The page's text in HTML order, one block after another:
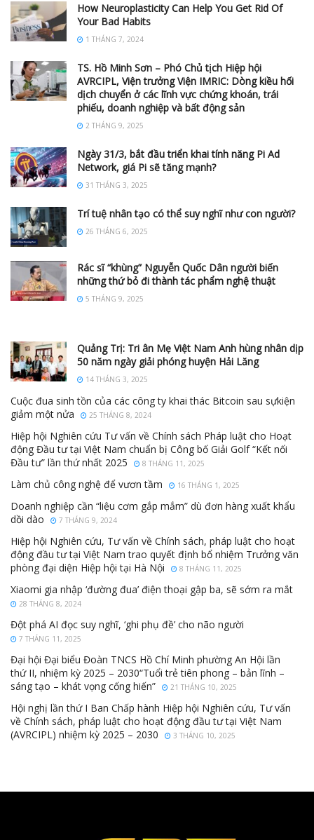
How Neuroplasticity Can Help You Get Rid Of
Your Bad Habits
1 THÁNG 7, 2024
TS. Hồ Minh Sơn – Phó Chủ tịch Hiệp hội
AVRCIPL, Viện trưởng Viện IMRIC: Dòng kiều hối
dịch chuyển ở các lĩnh vực chứng khoán, trái
phiếu, doanh nghiệp và bất động sản
2 THÁNG 9, 2025
Ngày 31/3, bắt đầu triển khai tính năng Pi Ad
Network, giá Pi sẽ tăng mạnh?
31 THÁNG 3, 2025
Trí tuệ nhân tạo có thể suy nghĩ như con người?
26 THÁNG 6, 2025
Rác sĩ “khùng” Nguyễn Quốc Dân người biến
những thứ bỏ đi thành tác phẩm nghệ thuật
5 THÁNG 9, 2025
Quảng Trị: Tri ân Mẹ Việt Nam Anh hùng nhân dịp
50 năm ngày giải phóng huyện Hải Lăng
14 THÁNG 3, 2025
Cuộc đua sinh tồn của các công ty khai thác Bitcoin sau sựkiện
giảm một nửa
25 THÁNG 8, 2024
Hiệp hội Nghiên cứu Tư vấn về Chính sách Pháp luật cho Hoạt
động Đầu tư tại Việt Nam chuẩn bị Công bố Giải Golf “Kết nối
Đầu tư” lần thứ nhất 2025
8 THÁNG 11, 2025
Làm chủ công nghệ để vươn tầm 16 THÁNG 1, 2025
Doanh nghiệp cần “liệu cơm gắp mắm” dù đơn hàng xuất khẩu
dồi dào
7 THÁNG 9, 2024
Hiệp hội Nghiên cứu, Tư vấn về Chính sách, pháp luật cho hoạt
động đầu tư tại Việt Nam trao quyết định bổ nhiệm Trưởng văn
phòng đại diện Hiệp hội tại Hà Nội
8 THÁNG 11, 2025
Xiaomi gia nhập ‘đường đua’ điện thoại gập ba, sẽ sớm ra mắt
28 THÁNG 8, 2024
Đột phá AI đọc suy nghĩ, ‘ghi phụ đề’ cho não người
7 THÁNG 11, 2025
Đại hội Đại biểu Đoàn TNCS Hồ Chí Minh phường An Hội lần
thứ II, nhiệm kỳ 2025 – 2030“Tuổi trẻ tiên phong – bản lĩnh –
sáng tạo – khát vọng cống hiến”
21 THÁNG 10, 2025
Hội nghị lần thứ I Ban Chấp hành Hiệp hội Nghiên cứu, Tư vấn
về Chính sách, pháp luật cho hoạt động đầu tư tại Việt Nam
(AVRCIPL) nhiệm kỳ 2025 – 2030
3 THÁNG 10, 2025